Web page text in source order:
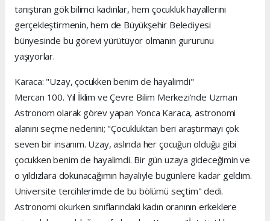
tanıştıran gök bilimci kadınlar, hem çocukluk hayallerini
gerçekleştirmenin, hem de Büyükşehir Belediyesi
bünyesinde bu görevi yürütüyor olmanın gururunu
yaşıyorlar.
Karaca: "Uzay, çocukken benim de hayalimdi"
Mercan 100. Yıl İklim ve Çevre Bilim Merkezi'nde Uzman
Astronom olarak görev yapan Yonca Karaca, astronomi
alanını seçme nedenini; "Çocukluktan beri araştırmayı çok
seven bir insanım. Uzay, aslında her çocuğun olduğu gibi
çocukken benim de hayalimdi. Bir gün uzaya gideceğimin ve
o yıldızlara dokunacağımın hayaliyle bugünlere kadar geldim.
Üniversite tercihlerimde de bu bölümü seçtim" dedi.
Astronomi okurken sınıflarındaki kadın oranının erkeklere